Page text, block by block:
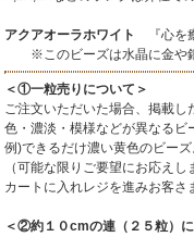
アクアオーラホワイト
『心を
※このビーズは水晶に金や銀
＜①一粒売りについて＞
ご注文いただいた場合、掲載し
色・濃淡・模様などが異なるビ
例)できるだけ濃い黄色のビー
（可能な限りご要望にお応えし
カートに入れレジを進みお客さ
＜②約１０cmの連（２５粒）